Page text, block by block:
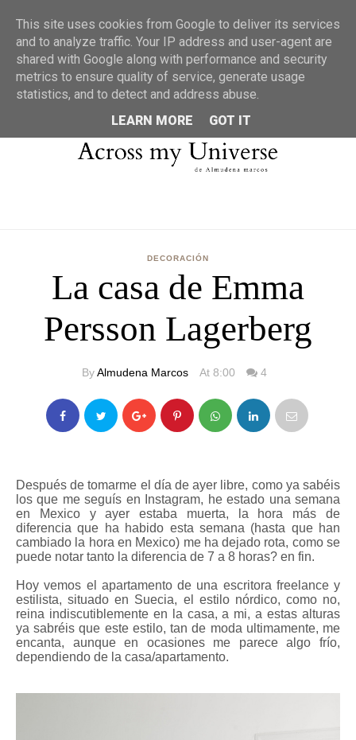
MENU
DECORACIÓN
La casa de Emma
Persson Lagerberg
ByAlmudena Marcos At 8:00 4
Después de tomarme el día de ayer libre, como ya sabéis
los que me seguís en Instagram, he estado una semana
en Mexico y ayer estaba muerta, la hora más de
diferencia que ha habido esta semana (hasta que han
cambiado la hora en Mexico) me ha dejado rota, como se
puede notar tanto la diferencia de 7 a 8 horas? en fin.
Hoy vemos el apartamento de una escritora freelance y
estilista, situado en Suecia, el estilo nórdico, como no,
reina indiscutiblemente en la casa, a mi, a estas alturas
ya sabréis que este estilo, tan de moda ultimamente, me
encanta, aunque en ocasiones me parece algo frío,
dependiendo de la casa/apartamento.
This site uses cookies from Google to deliver its services
and to analyze traffic. Your IP address and user-agent are
shared with Google along with performance and security
metrics to ensure quality of service, generate usage
statistics, and to detect and address abuse.
LEARN MORE
GOT IT